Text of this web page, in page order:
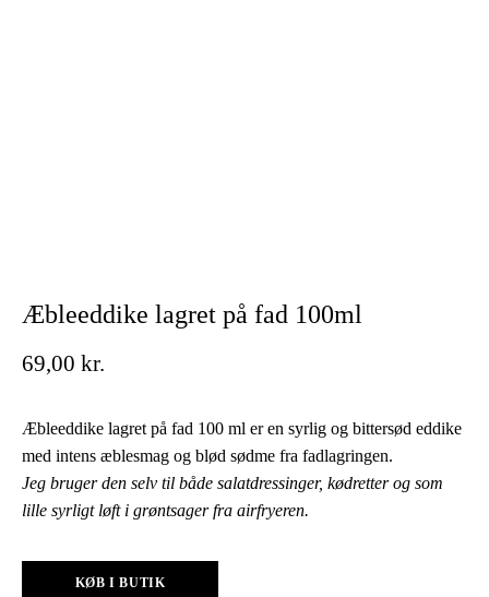
Æbleeddike lagret på fad 100ml
69,00 kr.
Æbleeddike lagret på fad 100 ml er en syrlig og bittersød eddike
med intens æblesmag og blød sødme fra fadlagringen.
Jeg bruger den selv til både salatdressinger, kødretter og som
lille syrligt løft i grøntsager fra airfryeren.
KØB I BUTIK